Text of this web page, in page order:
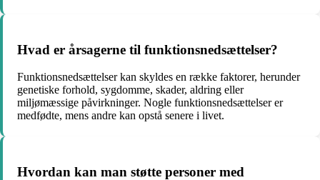
Hvad er årsagerne til funktionsnedsættelser?
Funktionsnedsættelser kan skyldes en række faktorer, herunder
genetiske forhold, sygdomme, skader, aldring eller
miljømæssige påvirkninger. Nogle funktionsnedsættelser er
medfødte, mens andre kan opstå senere i livet.
Hvordan kan man støtte personer med